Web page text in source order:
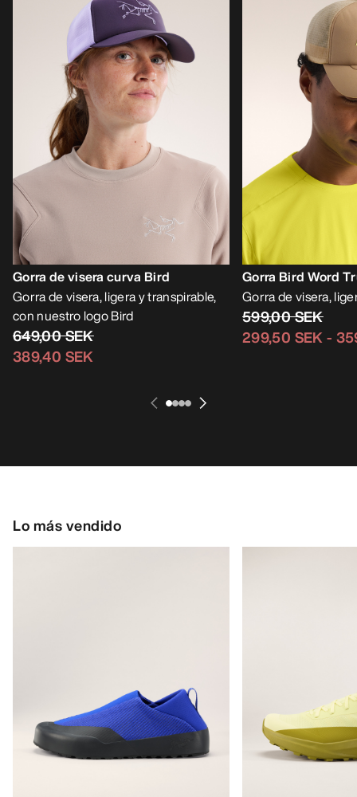
Gorra de visera curva Bird
Gorra de visera, ligera y transpirable,
con nuestro logo Bird
649,00 SEK
389,40 SEK
Gorra Bird Word
Gorra de visera,
599,00 SEK
299,50 SEK-
Lo más vendido